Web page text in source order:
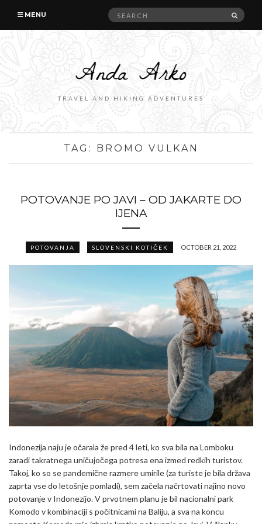
MENU
Search
TRAVEL AND HIKING ADVENTURES
TAG: BROMO VULKAN
POTOVANJE PO JAVI – OD JAKARTE DO
IJENA
POTOVANJA SLOVENSKI KOTIČEK OCTOBER 21, 2022
Indonezija naju je očarala že pred 4 leti, ko sva bila na Lomboku
zaradi takratnega uničujočega potresa ena izmed redkih turistov.
Takoj, ko so se pandemične razmere umirile (za turiste je bila država
zaprta vse do letošnje pomladi), sem začela načrtovati najino novo
potovanje v Indonezijo. V prvotnem planu je bil nacionalni park
Komodo v kombinaciji s počitnicami na Baliju, a sva na koncu